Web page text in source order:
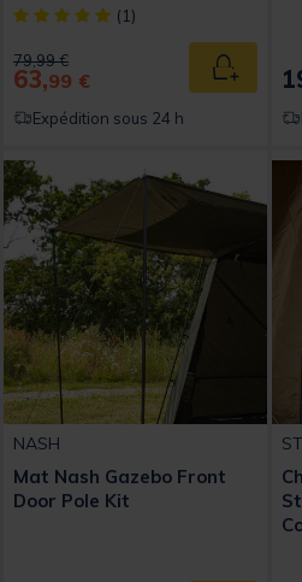
[object Object] out of 5 Customer
(1)
Price reduced from
79,99 €to
63,99 € Ajouter
Expédition sous 24 h
NASH
Mat Nash Gazebo Front
Door Pole Kit